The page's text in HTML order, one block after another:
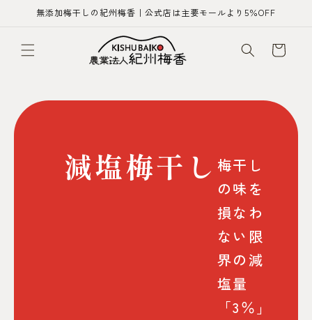
ンツに
無添加梅干しの紀州梅香｜公式店は主要モールより5％OFF
ー
減塩梅干し 梅干し
の味を
損なわ
ない限
界の減
塩量
「3％」